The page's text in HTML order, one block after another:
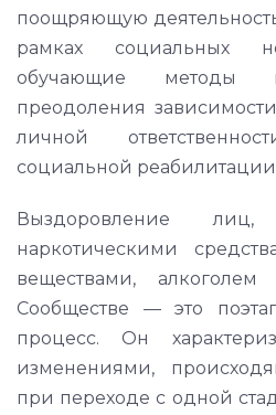
поощряющую
рамках социальных
обучающие методы
преодоления
личной
социальной
Выздоровление лиц,
наркотическими
веществами, алкоголем
Сообществе — это
процесс. Он
изменениями,
при переходе с одной